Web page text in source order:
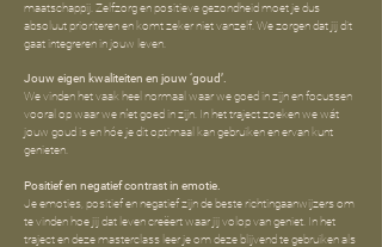
maatschappij. Zelfzorg en positieve gezondheid moet je dus
absoluut prioriteren en komt zeker niet vanzelf. We zorgen dat jij dit
gaat integreren in jouw leven.
Jouw eigen kwaliteiten en jouw ‘goud’.
We vinden het vaak heel normaal waar we goed in zijn en focussen
vooral op waar we níet goed in zijn. In het traject zoeken we wát
jouw goud is en hóe je dit optimaal kan gebruiken en ervan kunt
genieten.
Positief en negatief contrast in emotie.
Je emoties, positief en negatief zijn de beste richtingaanwijzers om
te vinden hoe jij dat leven creëert waar jij volop van geniet. In het
traject en deze masterclass leer je om deze blijvend te gebruiken als